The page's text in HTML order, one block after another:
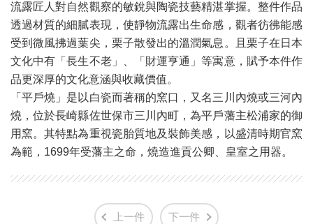
流露匠人對自然觀察的敏銳與陶瓷技藝精湛掌握。整件作品
透過材質的細膩表現，使靜物流露出生命感，觀者彷彿能感
受到微風拂過葉尖，栗子散發出的溫潤氣息。且栗子在日本
文化中有「長生不老」、「財運亨通」等寓意，賦予本件作
品更深厚的文化意涵與收藏價值。
「平戶燒」是以白瓷而著稱的窯口，又名三川內燒或三河內
燒，位於長崎縣佐世保市三川內町，為平戶藩主松浦家的御
用窯。其特點為重視瓷胎質地及裝飾美感，以盛清時期官窯
為範，1699年受藩主之命，燒造進貢公卿、皇室之用器。
上一件 下一件